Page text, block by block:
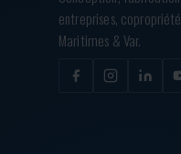
entreprises,
Maritimes & Var.